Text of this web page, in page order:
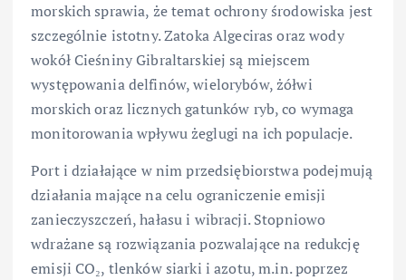
morskich sprawia, że temat ochrony środowiska jest
szczególnie istotny. Zatoka Algeciras oraz wody
wokół Cieśniny Gibraltarskiej są miejscem
występowania delfinów, wielorybów, żółwi
morskich oraz licznych gatunków ryb, co wymaga
monitorowania wpływu żeglugi na ich populacje.
Port i działające w nim przedsiębiorstwa podejmują
działania mające na celu ograniczenie emisji
zanieczyszczeń, hałasu i wibracji. Stopniowo
wdrażane są rozwiązania pozwalające na redukcję
emisji CO₂, tlenków siarki i azotu, m.in. poprzez